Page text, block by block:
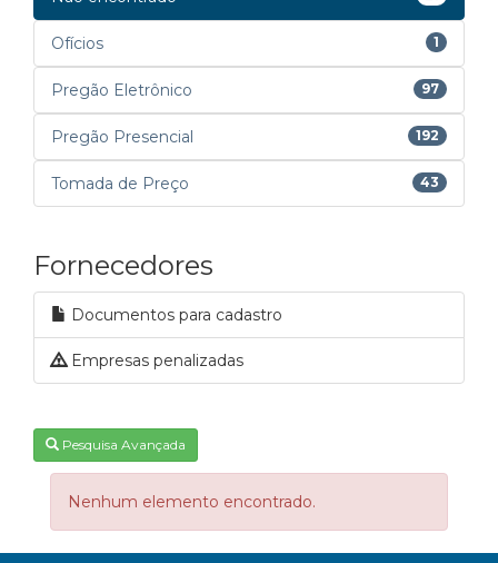
Ofícios 1
Pregão Eletrônico 97
Pregão Presencial 192
Tomada de Preço 43
Fornecedores
Documentos para cadastro
Empresas penalizadas
Pesquisa Avançada
Nenhum elemento encontrado.